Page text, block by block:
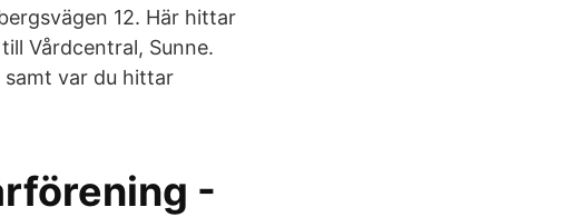
12. Här hittar
Vårdcentral, Sunne.
samt var du hittar
-